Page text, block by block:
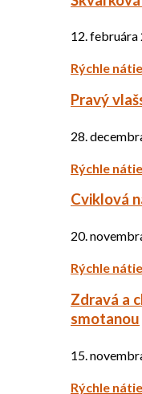
12. februára
Rýchle
Pravý
28.
Rýchle
Cviklová
20.
Rýchle
Zdravá a
smotanou
15.
Rýchle